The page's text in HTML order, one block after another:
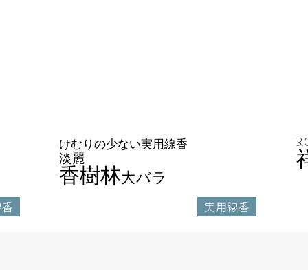
けむりの少ない実用線香
淡麗
香樹林大バラ
実用線香